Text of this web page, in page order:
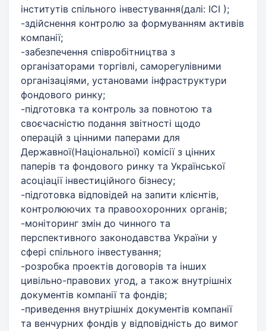
інститутів спільного інвестування(далі: ІСІ );
-здійснення контролю за формуванням активів
компанії;
-забезпечення співробітництва з
організаторами торгівлі, саморегулівними
організаціями, установами інфраструктури
фондового ринку;
-підготовка та контроль за повнотою та
своєчасністю подання звітності щодо
операцій з цінними паперами для
Державної(Національної) комісії з цінних
паперів та фондового ринку та Української
асоціації інвестиційного бізнесу;
-підготовка відповідей на запити клієнтів,
контролюючих та правоохоронних органів;
-моніторинг змін до чинного та
перспективного законодавства України у
сфері спільного інвестування;
-розробка проектів договорів та інших
цивільно-правових угод, а також внутрішніх
документів компанії та фондів;
-приведення внутрішніх документів компанії
та венчурних фондів у відповідність до вимог